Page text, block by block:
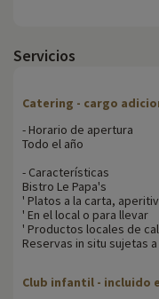
Servicios
Catering - cargo
- Horario de apertura
Todo el año
- Características
Bistro Le Papa's
' Platos a la carta,
' En el local o para llevar
' Productos locales de
Reservas in situ sujetas
Club infantil - incluido